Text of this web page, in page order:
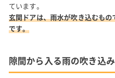
ています。
玄関ドアは、雨水が吹き込むも
です。
隙間から入る雨の吹き込